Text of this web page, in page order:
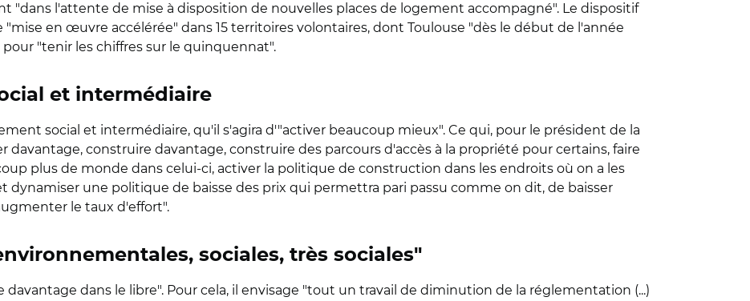
"dans l'attente de mise à disposition de nouvelles places de logement accompagné". Le dispositif
en œuvre accélérée" dans 15 territoires volontaires, dont Toulouse "dès le début de l'année
"tenir les chiffres sur le quinquennat".
et intermédiaire
social et intermédiaire, qu'il s'agira d'"activer beaucoup mieux". Ce qui, pour le président de la
davantage, construire davantage, construire des parcours d'accès à la propriété pour certains, faire
plus de monde dans celui-ci, activer la politique de construction dans les endroits où on a les
dynamiser une politique de baisse des prix qui permettra pari passu comme on dit, de baisser
le taux d'effort".
sociales, très sociales"
davantage dans le libre". Pour cela, il envisage "tout un travail de diminution de la réglementation (...)